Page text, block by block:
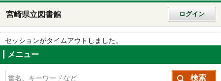
宮崎県立図書館 ログイン
セッションがタイムアウトしました。
メニュー